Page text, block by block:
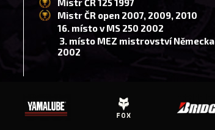
Mistr ČR 125 1997
Mistr ČR open 2007, 2009, 2010
16. místo v MS 250 2002
3. místo MEZ mistrovství Německa
2002